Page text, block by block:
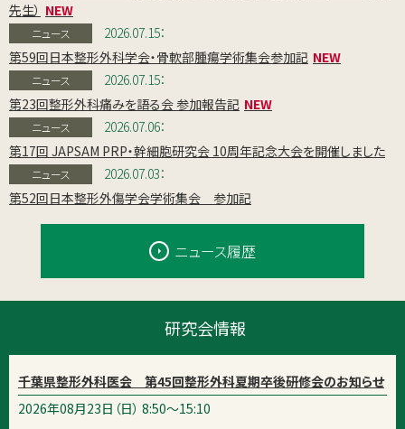
先生）
ニュース
2026.07.15：
第59回日本整形外科学会・骨軟部腫瘍学術集会参加記
ニュース
2026.07.15：
第23回整形外科痛みを語る会 参加報告記
ニュース
2026.07.06：
第17回 JAPSAM PRP・幹細胞研究会 10周年記念大会を開催しました
ニュース
2026.07.03：
第52回日本整形外傷学会学術集会 参加記
ニュース履歴
研究会情報
千葉県整形外科医会 第45回整形外科夏期卒後研修会のお知らせ
2026年08月23日（日） 8:50～15:10